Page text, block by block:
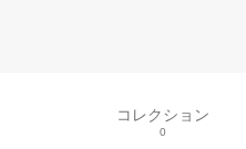
コレクション
0